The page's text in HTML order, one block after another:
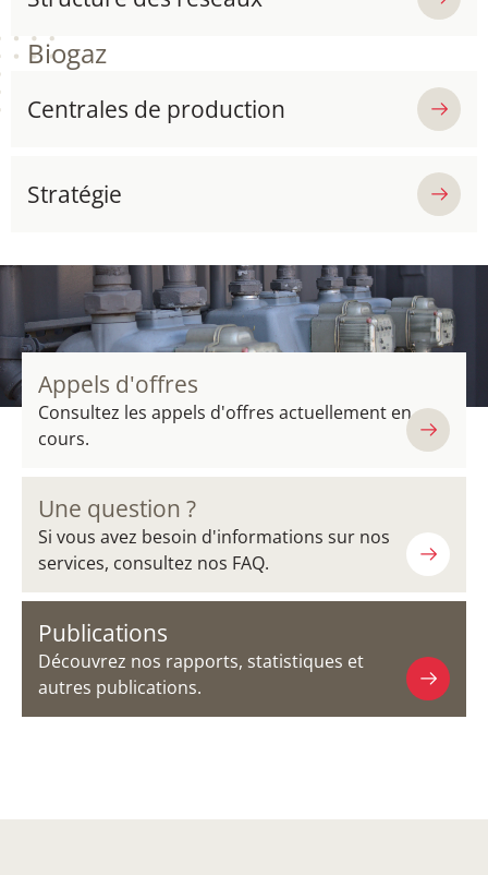
Biogaz
Centrales de production
Stratégie
Appels d'offres
Consultez les appels d'offres actuellement en
cours.
Une question ?
Si vous avez besoin d'informations sur nos
services, consultez nos FAQ.
Publications
Découvrez nos rapports, statistiques et
autres publications.